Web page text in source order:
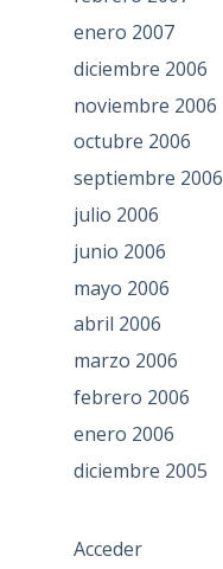
enero 2007
diciembre 2006
noviembre 2006
octubre 2006
septiembre 2006
julio 2006
junio 2006
mayo 2006
abril 2006
marzo 2006
febrero 2006
enero 2006
diciembre 2005
Acceder